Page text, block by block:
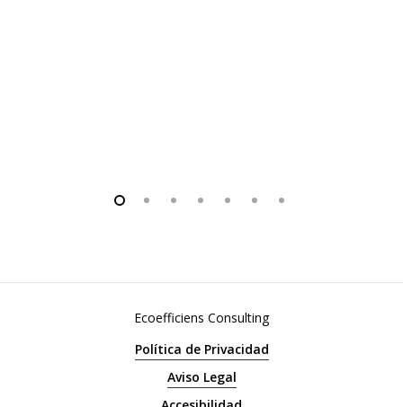
Ecoefficiens Consulting
Política de Privacidad
Aviso Legal